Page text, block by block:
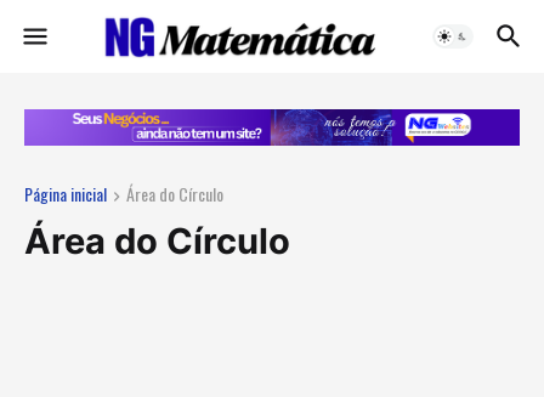
Página inicial Área do Círculo
Área do Círculo